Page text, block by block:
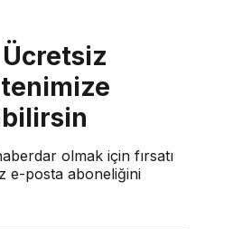
olmak için fırsatı
e-posta aboneliğini